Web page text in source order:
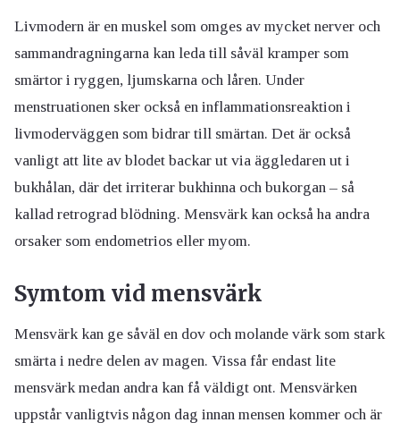
Livmodern är en muskel som omges av mycket nerver och
sammandragningarna kan leda till såväl kramper som
smärtor i ryggen, ljumskarna och låren. Under
menstruationen sker också en inflammationsreaktion i
livmoderväggen som bidrar till smärtan. Det är också
vanligt att lite av blodet backar ut via äggledaren ut i
bukhålan, där det irriterar bukhinna och bukorgan – så
kallad retrograd blödning. Mensvärk kan också ha andra
orsaker som endometrios eller myom.
Symtom vid mensvärk
Mensvärk kan ge såväl en dov och molande värk som stark
smärta i nedre delen av magen. Vissa får endast lite
mensvärk medan andra kan få väldigt ont. Mensvärken
uppstår vanligtvis någon dag innan mensen kommer och är